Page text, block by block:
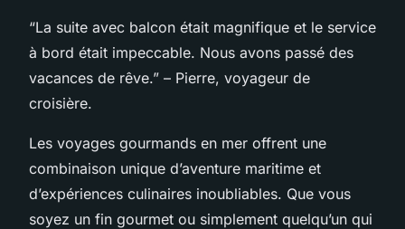
“La suite avec balcon était magnifique et le service
à bord était impeccable. Nous avons passé des
vacances de rêve.” – Pierre, voyageur de
croisière.
Les voyages gourmands en mer offrent une
combinaison unique d’aventure maritime et
d’expériences culinaires inoubliables. Que vous
soyez un fin gourmet ou simplement quelqu’un qui